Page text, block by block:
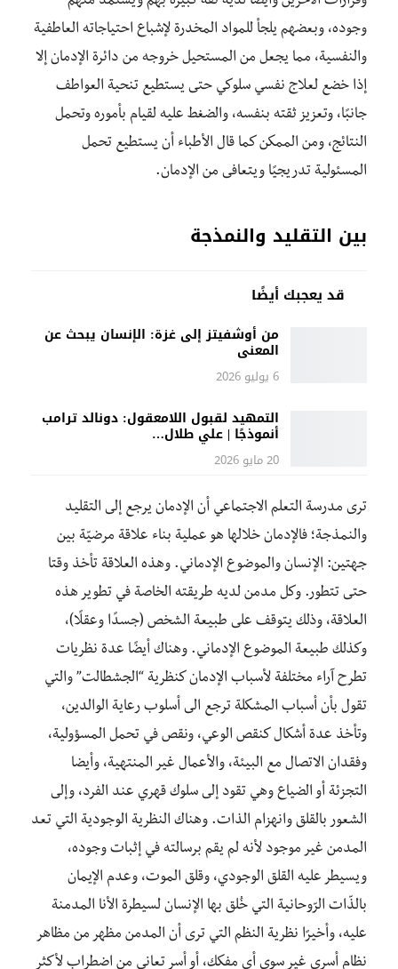
وجوده، وبعضهم يلجأ للمواد المخدرة لإشباع احتياجاته العاطفية
والنفسية، مما يجعل من المستحيل خروجه من دائرة الإدمان إلا
إذا خضع لعلاج نفسي سلوكي حتى يستطيع تنحية العواطف
جانبًا، وتعزيز ثقته بنفسه، والضغط عليه لقيام بأموره وتحمل
النتائج، ومن الممكن كما قال الأطباء أن يستطيع تحمل
المسئولية تدريجيًا ويتعافى من الإدمان.
بين التقليد والنمذجة
قد يعجبك أيضًا
من أوشفيتز إلى غزة: الإنسان يبحث عن
المعنى
6 يوليو 2026
التمهيد لقبول اللامعقول: دونالد ترامب
أنموذجًا | علي طلال…
20 مايو 2026
ترى مدرسة التعلم الاجتماعي أن الإدمان يرجع إلى التقليد
والنمذجة؛ فالإدمان خلالها هو عملية بناء علاقة مرضيّة بين
جهتين: الإنسان والموضوع الإدماني. وهذه العلاقة تأخذ وقتا
حتى تتطور. وكل مدمن لديه طريقته الخاصة في تطوير هذه
العلاقة، وذلك يتوقف على طبيعة الشخص (جسدًا وعقلًا)،
وكذلك طبيعة الموضوع الإدماني. وهناك أيضًا عدة نظريات
تطرح آراء مختلفة لأسباب الإدمان كنظرية “الجشطالت” والتي
تقول بأن أسباب المشكلة ترجع الى أسلوب رعاية الوالدين،
وتأخذ عدة أشكال كنقص الوعي، ونقص في تحمل المسؤولية،
وفقدان الاتصال مع البيئة، والأعمال غير المنتهية، وأيضا
التجزئة أو الضياع وهي تقود إلى سلوك قهري عند الفرد، وإلى
الشعور بالقلق وانهزام الذات. وهناك النظرية الوجودية التي تعد
المدمن غير موجود لأنه لم يقم برسالته في إثبات وجوده،
ويسيطر عليه القلق الوجودي، وقلق الموت، وعدم الإيمان
بالذّات الرّوحانية التي خُلق بها الإنسان لسيطرة الأنا المدمنة
عليه، وأخيرًا نظرية النظم التي ترى أن المدمن مظهر من مظاهر
نظام أسري غير سوي أي مفكك، أو أسر تعاني من اضطراب لأكثر